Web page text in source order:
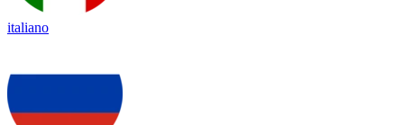
italiano